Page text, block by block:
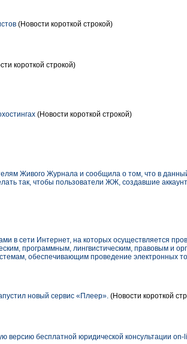
(Новости короткой строкой)
короткой строкой)
(Новости короткой строкой)
Живого Журнала и сообщила о том, что в
так, чтобы пользователи ЖЖ, создавшие
в сети Интернет, на которых осуществляется
программным, лингвистическим, правовым и
обеспечивающим проведение электронных
новый сервис «Плеер». (Новости короткой
версию бесплатной юридической консультации on-